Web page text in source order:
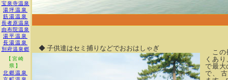
宝泉寺温泉
湯坪温泉
筋湯温泉
長者原温泉
由布院温泉
湯平温泉
長湯温泉
別府温泉郷
【宮崎
県】
北郷温泉
◆ 子供達はセミ捕りなどでおおはしゃぎ
この
くあ
で最大
で、